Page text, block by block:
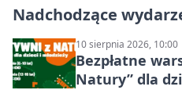
Nadchodzące
10 sierpnia 2026, 10:00
Bezpłatne
Natury” dla